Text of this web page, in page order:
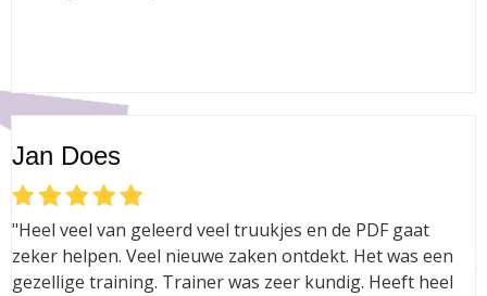
Jan Does
"Heel veel van geleerd veel truukjes en de PDF gaat
zeker helpen. Veel nieuwe zaken ontdekt. Het was een
gezellige training. Trainer was zeer kundig. Heeft heel